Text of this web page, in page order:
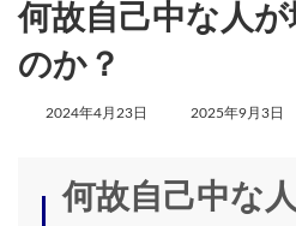
何故自己中な人
のか？
2024年4月23日
最
日
時
2025年9月3日
何故自己中な